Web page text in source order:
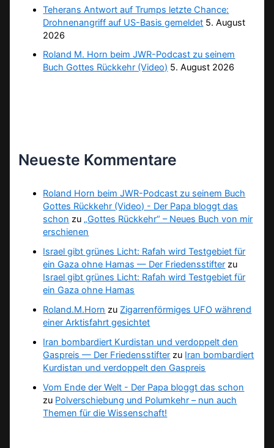
Teherans Antwort auf Trumps letzte Chance:
Drohnenangriff auf US-Basis gemeldet 5. August
2026
Roland M. Horn beim JWR-Podcast zu seinem
Buch Gottes Rückkehr (Video) 5. August 2026
Neueste Kommentare
Roland Horn beim JWR-Podcast zu seinem Buch
Gottes Rückkehr (Video) - Der Papa bloggt das
schon zu „Gottes Rückkehr“ – Neues Buch von mir
erschienen
Israel gibt grünes Licht: Rafah wird Testgebiet für
ein Gaza ohne Hamas — Der Friedensstifter zu
Israel gibt grünes Licht: Rafah wird Testgebiet für
ein Gaza ohne Hamas
Roland.M.Horn zu Zigarrenförmiges UFO während
einer Arktisfahrt gesichtet
Iran bombardiert Kurdistan und verdoppelt den
Gaspreis — Der Friedensstifter zu Iran bombardiert
Kurdistan und verdoppelt den Gaspreis
Vom Ende der Welt - Der Papa bloggt das schon
zu Polverschiebung und Polumkehr – nun auch
Themen für die Wissenschaft!